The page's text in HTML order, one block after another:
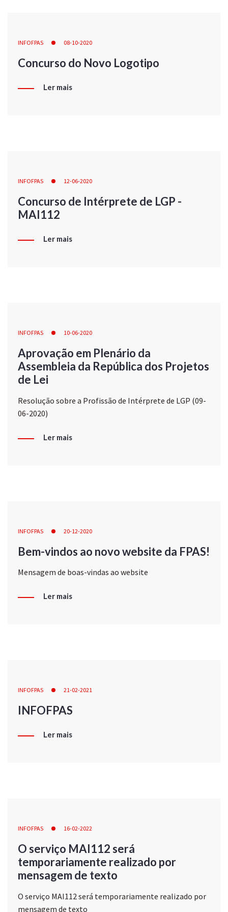
INFOFPAS 08-10-2020
Concurso do Novo Logotipo
Ler mais
INFOFPAS 12-06-2020
Concurso de Intérprete de LGP -
MAI112
Ler mais
INFOFPAS 10-06-2020
Aprovação em Plenário da
Assembleia da República dos Projetos
de Lei
Resolução sobre a Profissão de Intérprete de LGP (09-
06-2020)
Ler mais
INFOFPAS 20-12-2020
Bem-vindos ao novo website da FPAS!
Mensagem de boas-vindas ao website
Ler mais
INFOFPAS 21-02-2021
INFOFPAS
Ler mais
INFOFPAS 16-02-2022
O serviço MAI112 será
temporariamente realizado por
mensagem de texto
O serviço MAI112 será temporariamente realizado por
mensagem de texto